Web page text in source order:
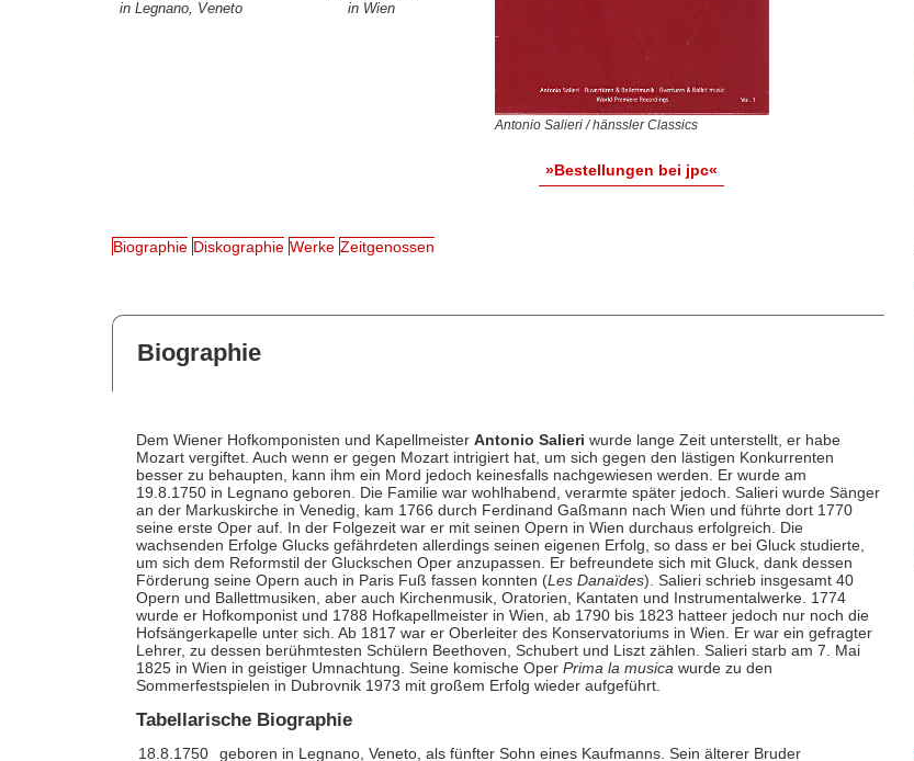
in Legnano, Veneto
in Wien
Antonio Salieri / hänssler Classics
»Bestellungen bei jpc«
Biographie Diskographie Werke Zeitgenossen
Biographie
Dem Wiener Hofkomponisten und Kapellmeister Antonio Salieri wurde lange Zeit unterstellt, er habe
Mozart vergiftet. Auch wenn er gegen Mozart intrigiert hat, um sich gegen den lästigen Konkurrenten
besser zu behaupten, kann ihm ein Mord jedoch keinesfalls nachgewiesen werden. Er wurde am
19.8.1750 in Legnano geboren. Die Familie war wohlhabend, verarmte später jedoch. Salieri wurde Sänger
an der Markuskirche in Venedig, kam 1766 durch Ferdinand Gaßmann nach Wien und führte dort 1770
seine erste Oper auf. In der Folgezeit war er mit seinen Opern in Wien durchaus erfolgreich. Die
wachsenden Erfolge Glucks gefährdeten allerdings seinen eigenen Erfolg, so dass er bei Gluck studierte,
um sich dem Reformstil der Gluckschen Oper anzupassen. Er befreundete sich mit Gluck, dank dessen
Förderung seine Opern auch in Paris Fuß fassen konnten (Les Danaïdes). Salieri schrieb insgesamt 40
Opern und Ballettmusiken, aber auch Kirchenmusik, Oratorien, Kantaten und Instrumentalwerke. 1774
wurde er Hofkomponist und 1788 Hofkapellmeister in Wien, ab 1790 bis 1823 hatteer jedoch nur noch die
Hofsängerkapelle unter sich. Ab 1817 war er Oberleiter des Konservatoriums in Wien. Er war ein gefragter
Lehrer, zu dessen berühmtesten Schülern Beethoven, Schubert und Liszt zählen. Salieri starb am 7. Mai
1825 in Wien in geistiger Umnachtung. Seine komische OperPrima la musica wurde zu den
Sommerfestspielen in Dubrovnik 1973 mit großem Erfolg wieder aufgeführt.
Tabellarische Biographie
18.8.1750
geboren in Legnano, Veneto, als fünfter Sohn eines Kaufmanns. Sein älterer Bruder